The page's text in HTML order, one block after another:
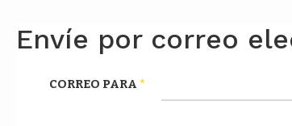
Envíe por correo
CORREO PARA *